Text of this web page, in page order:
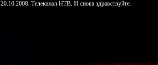
20.10.2008. Телеканал НТВ. И снова здравствуйте.